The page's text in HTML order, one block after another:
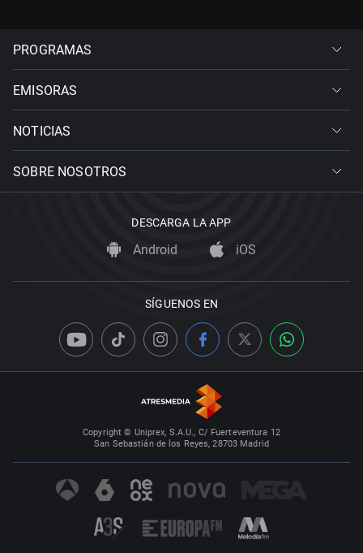
PROGRAMAS
EMISORAS
NOTICIAS
SOBRE NOSOTROS
DESCARGA LA APP
Android iOS
SÍGUENOS EN
Copyright © Uniprex, S.A.U., C/ Fuerteventura 12
San Sebastián de los Reyes, 28703 Madrid